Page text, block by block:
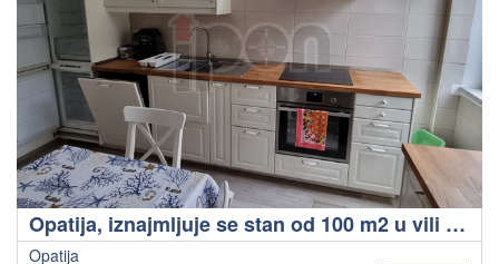
Opatija, iznajmljuje se stan od 100 m2 u vili na 1. katu sa balkonom i pogledom, 100 m od mora
Opatija